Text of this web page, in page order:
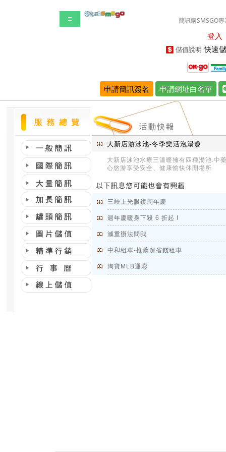
☰ 簡訊購SMSGO
登入
儲值說明 快速
申請簡訊簽名 申請網址白名單
大新店游泳池-冬季樂活泡湯趣
大新店泳池水療三溫暖擁有四種湯池.中
心悠游享受安全、健康愉快休閒場所
三峽上光眼鏡周年慶
週年慶暖身下殺 6 折起 !
減重辦法問我
中和租車-推薦超省錢租車
淘寶MLB運彩